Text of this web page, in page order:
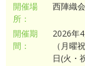
開催場
所：
西陣織
開催期
間：
2026年
（月曜
日(火・